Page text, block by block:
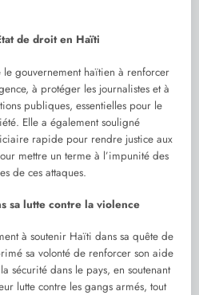
de droit en Haïti
le gouvernement haïtien à renforcer
à protéger les journalistes et à
publiques, essentielles pour le
Elle a également souligné
rapide pour rendre justice aux
mettre un terme à l’impunité des
de ces attaques.
sa lutte contre la violence
à soutenir Haïti dans sa quête de
sa volonté de renforcer son aide
sécurité dans le pays, en soutenant
lutte contre les gangs armés, tout